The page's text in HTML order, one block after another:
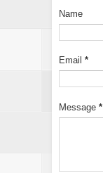
Name
Email *
Message *